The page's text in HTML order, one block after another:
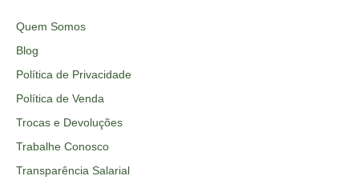
Quem Somos
Blog
Política de Privacidade
Política de Venda
Trocas e Devoluções
Trabalhe Conosco
Transparência Salarial